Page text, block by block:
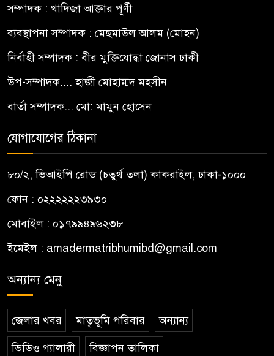
সম্পাদক : খাদিজা আক্তার পূর্ণী
ব্যবস্থাপনা সম্পাদক : মেছমাউল আলম (মোহন)
নির্বাহী সম্পাদক : বীর মুক্তিযোদ্ধা জোনাস ঢাকী
উপ-সম্পাদক.... হাজী মোহাম্মদ মহসীন
বার্তা সম্পাদক... মো: মামুন হোসেন
যোগাযোগের ঠিকানা
৮০/২, ভিআইপি রোড (চতুর্থ তলা) কাকরাইল, ঢাকা-১০০০
ফোন : ০২২২২২২৩৯৩০
মোবাইল : ০১৭৯৯৪৯৬২৩৮
ইমেইল : amadermatribhumibd@gmail.com
অন্যান্য মেনু
জেলার খবর মাতৃভূমি পরিবার অন্যান্য
ভিডিও গ্যালারী বিজ্ঞাপন তালিকা